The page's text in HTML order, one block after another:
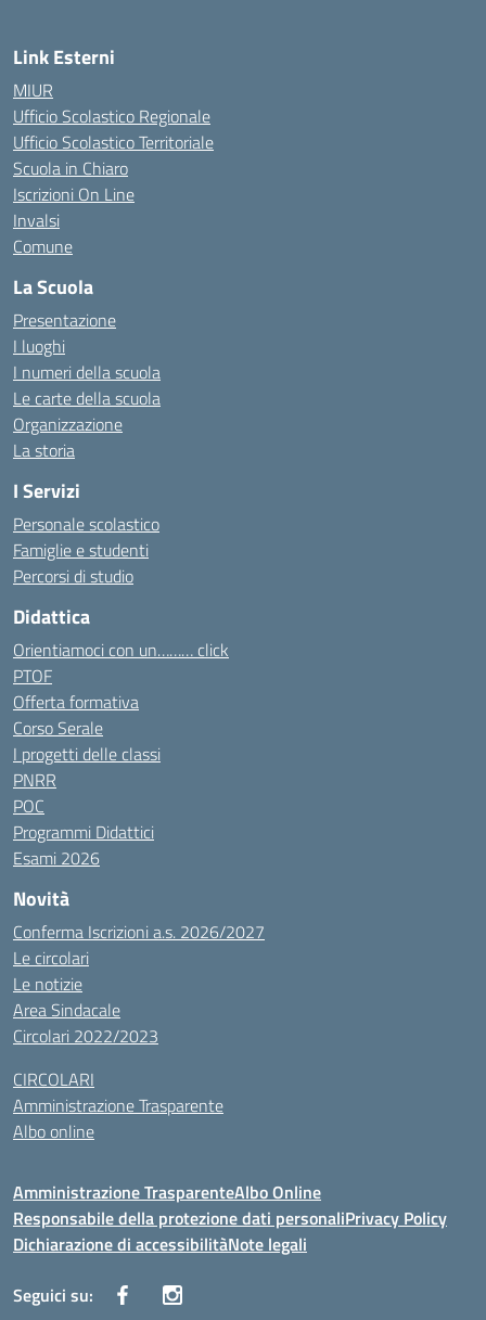
Link Esterni
MIUR
Ufficio Scolastico Regionale
Ufficio Scolastico Territoriale
Scuola in Chiaro
Iscrizioni On Line
Invalsi
Comune
La Scuola
Presentazione
I luoghi
I numeri della scuola
Le carte della scuola
Organizzazione
La storia
I Servizi
Personale scolastico
Famiglie e studenti
Percorsi di studio
Didattica
Orientiamoci con un……… click
PTOF
Offerta formativa
Corso Serale
I progetti delle classi
PNRR
POC
Programmi Didattici
Esami 2026
Novità
Conferma Iscrizioni a.s. 2026/2027
Le circolari
Le notizie
Area Sindacale
Circolari 2022/2023
CIRCOLARI
Amministrazione Trasparente
Albo online
Amministrazione TrasparenteAlbo Online
Responsabile della protezione dati personaliPrivacy Policy
Dichiarazione di accessibilitàNote legali
Seguici su: